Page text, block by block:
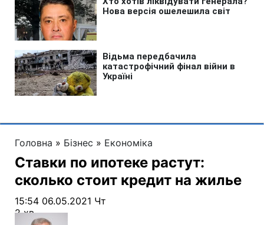
Головна » Бізнес » Економіка
Ставки по ипотеке растут:
сколько стоит кредит на жилье
15:54 06.05.2021 Чт
2 хв